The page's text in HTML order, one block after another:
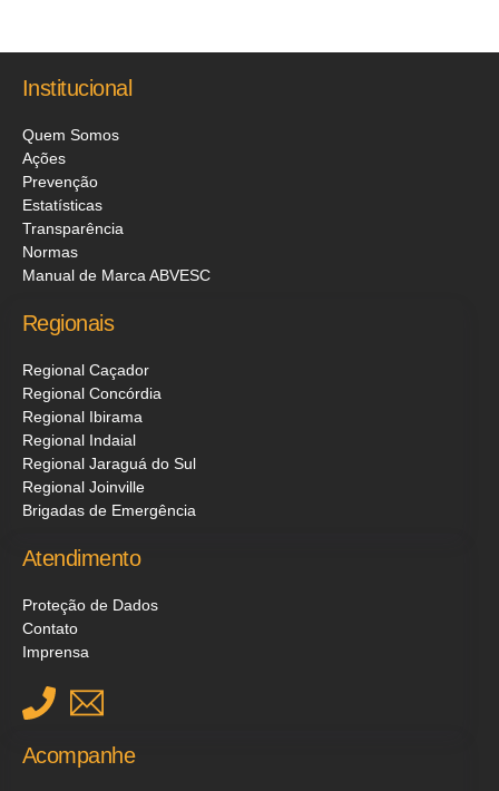
Institucional
Quem Somos
Ações
Prevenção
Estatísticas
Transparência
Normas
Manual de Marca ABVESC
Regionais
Regional Caçador
Regional Concórdia
Regional Ibirama
Regional Indaial
Regional Jaraguá do Sul
Regional Joinville
Brigadas de Emergência
Atendimento
Proteção de Dados
Contato
Imprensa
Acompanhe